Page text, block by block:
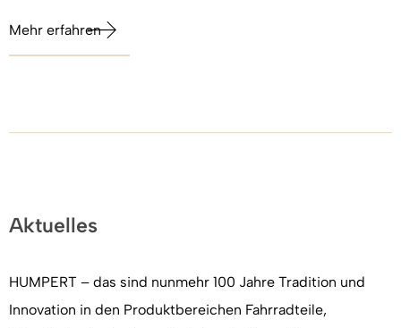
Mehr erfahren
Aktuelles
HUMPERT – das sind nunmehr 100 Jahre Tradition und
Innovation in den Produktbereichen Fahrradteile,